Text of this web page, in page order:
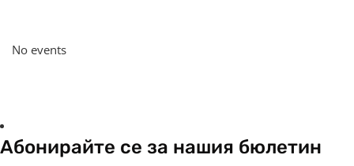
No events
Абонирайте се за нашия бюлетин